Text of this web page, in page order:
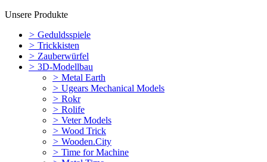
Unsere Produkte
> Geduldsspiele
> Trickkisten
> Zauberwürfel
> 3D-Modellbau
> Metal Earth
> Ugears Mechanical Models
> Rokr
> Rolife
> Veter Models
> Wood Trick
> Wooden.City
> Time for Machine